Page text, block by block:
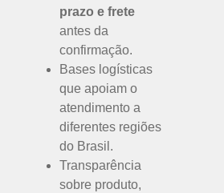
prazo e frete
antes da
confirmação.
Bases logísticas
que apoiam o
atendimento a
diferentes regiões
do Brasil.
Transparência
sobre produto,